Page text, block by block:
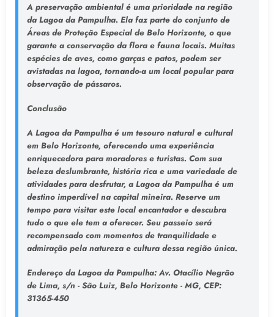
A preservação ambiental é uma prioridade na região
da Lagoa da Pampulha. Ela faz parte do conjunto de
Áreas de Proteção Especial de Belo Horizonte, o que
garante a conservação da flora e fauna locais. Muitas
espécies de aves, como garças e patos, podem ser
avistadas na lagoa, tornando-a um local popular para
observação de pássaros.
Conclusão
A Lagoa da Pampulha é um tesouro natural e cultural
em Belo Horizonte, oferecendo uma experiência
enriquecedora para moradores e turistas. Com sua
beleza deslumbrante, história rica e uma variedade de
atividades para desfrutar, a Lagoa da Pampulha é um
destino imperdível na capital mineira. Reserve um
tempo para visitar este local encantador e descubra
tudo o que ele tem a oferecer. Seu passeio será
recompensado com momentos de tranquilidade e
admiração pela natureza e cultura dessa região única.
Endereço da Lagoa da Pampulha: Av. Otacílio Negrão
de Lima, s/n - São Luiz, Belo Horizonte - MG, CEP:
31365-450